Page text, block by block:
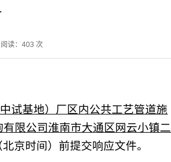
阅读： 403 次
试基地）厂区内公共工艺管道施
限公司淮南市大通区网云小镇二
北京时间）前提交响应文件。